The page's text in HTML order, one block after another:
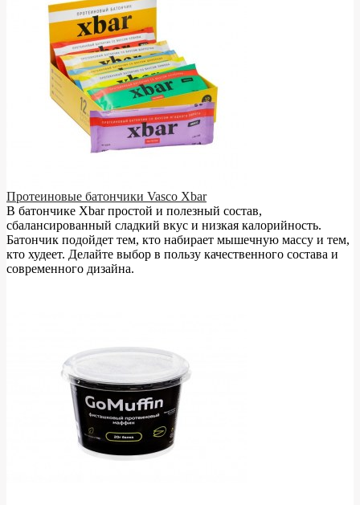
Протеиновые батончики Vasco Xbar
В батончике Xbar простой и полезный состав,
сбалансированный сладкий вкус и низкая калорийность.
Батончик подойдет тем, кто набирает мышечную массу и тем,
кто худеет. Делайте выбор в пользу качественного состава и
современного дизайна.